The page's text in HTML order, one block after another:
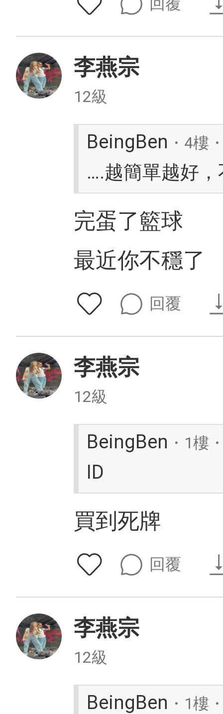
李燕宗
12級
BeingBen ・4樓
….越簡單越好
完蛋了籃球
最近你不穩了
回覆
李燕宗
12級
BeingBen ・1樓
ID
買到死牌
回覆
李燕宗
12級
BeingBen ・1樓